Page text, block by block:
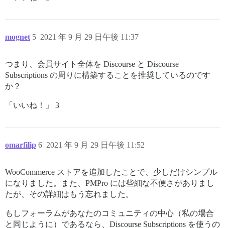
mognet 2021 年 9 月 29 日午後 11:37
5
つまり、会員サイト全体を Discourse と Discourse
Subscriptions の周りに構築することを推奨しているのです
か？
「いいね！」 3
omarfilip 2021 年 9 月 29 日午後 11:52
6
WooCommerce ストアを追加したことで、少しだけシンプル
になりました。また、PMPro には些細な不便さがありまし
たが、その詳細はもう忘れました。
もしフォーラムがあなたのコミュニティの中心（私の場合
と同じように）であるなら、Discourse Subscriptions を使うの